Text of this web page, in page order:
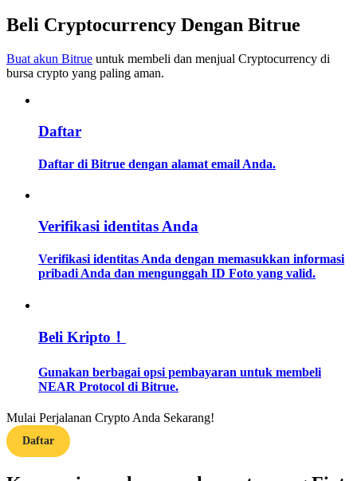
Strategi perdagangan
Pelajari cara untuk tetap menghasilkan keuntungan
Beli Cryptocurrency Dengan Bitrue
Buat akun Bitrue untuk membeli dan menjual Cryptocurrency di
bursa crypto yang paling aman.
Daftar
Daftar di Bitrue dengan alamat email Anda.
Verifikasi identitas Anda
Verifikasi identitas Anda dengan memasukkan informasi
pribadi Anda dan mengunggah ID Foto yang valid.
Beli Kripto！
Gunakan berbagai opsi pembayaran untuk membeli
NEAR Protocol di Bitrue.
Mulai Perjalanan Crypto Anda Sekarang!
Daftar